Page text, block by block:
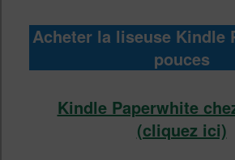
Acheter la liseuse Kindle
pouces
Kindle Paperwhite
(cliquez ici)